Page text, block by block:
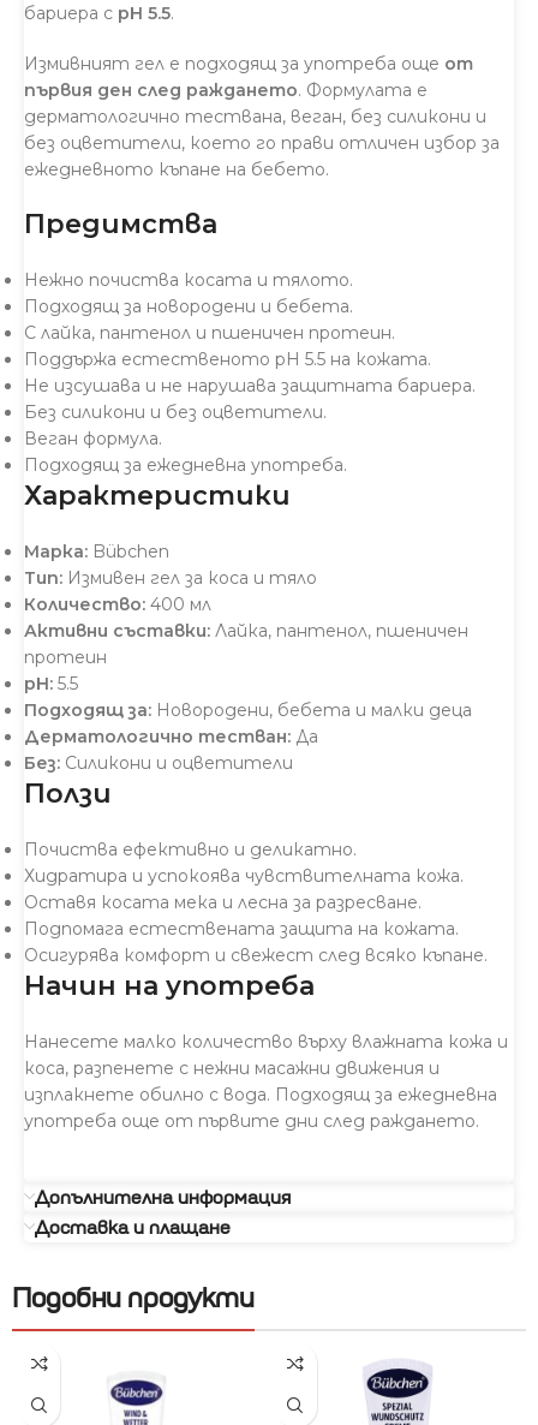
бариера с pH 5.5.
Измивният гел е подходящ за употреба още от
първия ден след раждането. Формулата е
дерматологично тествана, веган, без силикони и
без оцветители, което го прави отличен избор за
ежедневното къпане на бебето.
Предимства
Нежно почиства косата и тялото.
Подходящ за новородени и бебета.
С лайка, пантенол и пшеничен протеин.
Поддържа естественото pH 5.5 на кожата.
Не изсушава и не нарушава защитната бариера.
Без силикони и без оцветители.
Веган формула.
Подходящ за ежедневна употреба.
Характеристики
Марка: Bübchen
Тип: Измивен гел за коса и тяло
Количество: 400 мл
Активни съставки: Лайка, пантенол, пшеничен
протеин
pH: 5.5
Подходящ за: Новородени, бебета и малки деца
Дерматологично тестван: Да
Без: Силикони и оцветители
Ползи
Почиства ефективно и деликатно.
Хидратира и успокоява чувствителната кожа.
Оставя косата мека и лесна за разресване.
Подпомага естествената защита на кожата.
Осигурява комфорт и свежест след всяко къпане.
Начин на употреба
Нанесете малко количество върху влажната кожа и
коса, разпенете с нежни масажни движения и
изплакнете обилно с вода. Подходящ за ежедневна
употреба още от първите дни след раждането.
Допълнителна информация
Доставка и плащане
Подобни продукти